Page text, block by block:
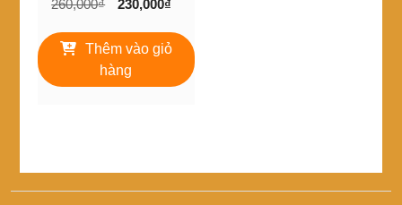
260,000₫
Giá
là:
260,000₫.
230,000₫
tại
230,000₫.
Thêm vào giỏ
hàng